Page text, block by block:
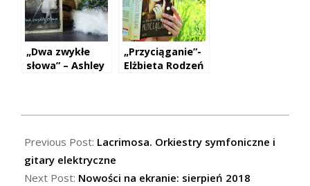
„Dwa zwykłe
słowa” – Ashley
„Przyciąganie”-
Elżbieta Rodzeń
08-
04
Previous Post: Lacrimosa. Orkiestry symfoniczne i
gitary elektryczne
Next Post: Nowości na ekranie: sierpień 2018